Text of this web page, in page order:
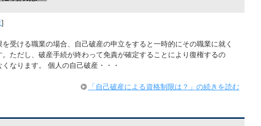
]
受ける職業の場合、自己破産の申立をすると一時的にその職業に就く
。ただし、破産手続が終わって免責が確定することにより復権するの
なります。 個人の自己破産・・・
「自己破産による資格制限は？」の続きを読む